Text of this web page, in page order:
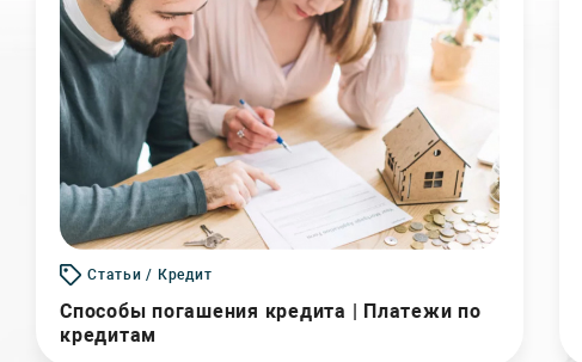
Статьи / Кредит
Способы погашения кредита | Платежи по
кредитам